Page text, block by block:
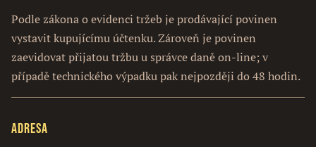
Podle zákona o evidenci tržeb je prodávající povinen
vystavit kupujícímu účtenku. Zároveň je povinen
zaevidovat přijatou tržbu u správce daně on-line; v
případě technického výpadku pak nejpozději do 48 hodin.
Adresa